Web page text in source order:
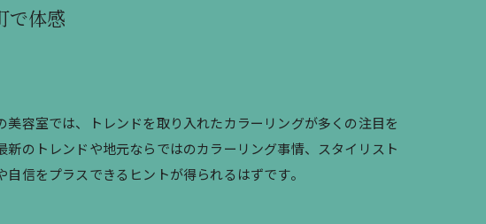
で体感
容室では、トレンドを取り入れたカラーリングが多くの注目を
のトレンドや地元ならではのカラーリング事情、スタイリスト
信をプラスできるヒントが得られるはずです。